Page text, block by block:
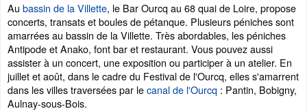
Au bassin de la Villette, le Bar Ourcq au 68 quai de Loire, propose
concerts, transats et boules de pétanque. Plusieurs péniches sont
amarrées au bassin de la Villette. Très abordables, les péniches
Antipode et Anako, font bar et restaurant. Vous pouvez aussi
assister à un concert, une exposition ou participer à un atelier. En
juillet et août, dans le cadre du Festival de l'Ourcq, elles s'amarrent
dans les villes traversées par lecanal de l'Ourcq : Pantin, Bobigny,
Aulnay-sous-Bois.